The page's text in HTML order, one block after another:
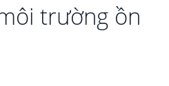
trường ồn